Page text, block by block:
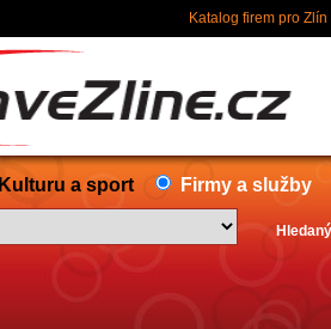
Katalog firem pro Zlín
Kulturu a sport Firmy a služby